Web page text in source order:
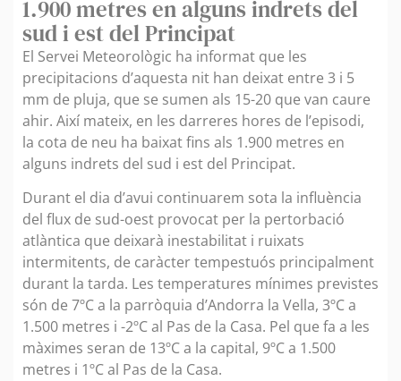
1.900 metres en alguns indrets del
sud i est del Principat
El Servei Meteorològic ha informat que les
precipitacions d’aquesta nit han deixat entre 3 i 5
mm de pluja, que se sumen als 15-20 que van caure
ahir. Així mateix, en les darreres hores de l’episodi,
la cota de neu ha baixat fins als 1.900 metres en
alguns indrets del sud i est del Principat.
Durant el dia d’avui continuarem sota la influència
del flux de sud-oest provocat per la pertorbació
atlàntica que deixarà inestabilitat i ruixats
intermitents, de caràcter tempestuós principalment
durant la tarda. Les temperatures mínimes previstes
són de 7ºC a la parròquia d’Andorra la Vella, 3ºC a
1.500 metres i -2ºC al Pas de la Casa. Pel que fa a les
màximes seran de 13ºC a la capital, 9ºC a 1.500
metres i 1ºC al Pas de la Casa.